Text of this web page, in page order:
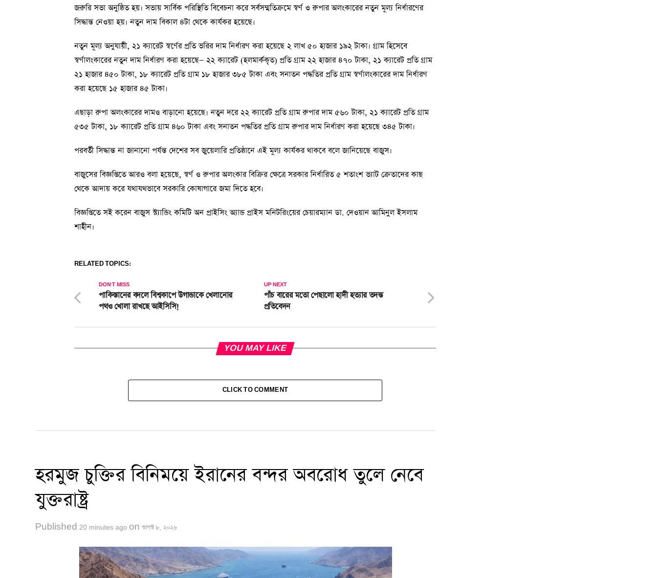
জরুরি সভা অনুষ্ঠিত হয়। সভায় সার্বিক পরিস্থিতি বিবেচনা করে সর্বসম্মতিক্রমে স্বর্ণ ও রুপার অলংকারের নতুন মূল্য নির্ধারণের
সিদ্ধান্ত নেওয়া হয়। নতুন দাম বিকাল ৪টা থেকে কার্যকর হয়েছে।
নতুন মূল্য অনুযায়ী, ২১ ক্যারেট স্বর্ণের প্রতি ভরির দাম নির্ধারণ করা হয়েছে ২ লাখ ৫০ হাজার ১৯২ টাকা। গ্রাম হিসেবে
স্বর্ণালংকারের নতুন দাম নির্ধারণ করা হয়েছে— ২২ ক্যারেট (হলমার্ককৃত) প্রতি গ্রাম ২২ হাজার ৪৭০ টাকা, ২১ ক্যারেট প্রতি গ্রাম
২১ হাজার ৪৫০ টাকা, ১৮ ক্যারেট প্রতি গ্রাম ১৮ হাজার ৩৮৫ টাকা এবং সনাতন পদ্ধতির প্রতি গ্রাম স্বর্ণালংকারের দাম নির্ধারণ
করা হয়েছে ১৫ হাজার ৪৫ টাকা।
এছাড়া রুপা অলংকারের দামও বাড়ানো হয়েছে। নতুন দরে ২২ ক্যারেট প্রতি গ্রাম রুপার দাম ৫৬০ টাকা, ২১ ক্যারেট প্রতি গ্রাম
৫৩৫ টাকা, ১৮ ক্যারেট প্রতি গ্রাম ৪৬০ টাকা এবং সনাতন পদ্ধতির প্রতি গ্রাম রুপার দাম নির্ধারণ করা হয়েছে ৩৪৫ টাকা।
পরবর্তী সিদ্ধান্ত না জানানো পর্যন্ত দেশের সব জুয়েলারি প্রতিষ্ঠানে এই মূল্য কার্যকর থাকবে বলে জানিয়েছে বাজুস।
বাজুসের বিজ্ঞপ্তিতে আরও বলা হয়েছে, স্বর্ণ ও রুপার অলংকার বিক্রির ক্ষেত্রে সরকার নির্ধারিত ৫ শতাংশ ভ্যাট ক্রেতাদের কাছ
থেকে আদায় করে যথাযথভাবে সরকারি কোষাগারে জমা দিতে হবে।
বিজ্ঞপ্তিতে সই করেন বাজুস স্ট্যান্ডিং কমিটি অন প্রাইসিং অ্যান্ড প্রাইস মনিটরিংয়ের চেয়ারম্যান ডা. দেওয়ান আমিনুল ইসলাম
শাহীন।
RELATED TOPICS:
UP NEXT
পাঁচ বারের মতো পেছালো হাদী হত্যার তদন্ত
প্রতিবেদন
DON'T MISS
পাকিস্তানের বদলে বিশ্বকাপে উগান্ডাকে খেলানোর
পথও খোলা রাখছে আইসিসি!
YOU MAY LIKE
CLICK TO COMMENT
হরমুজ চুক্তির বিনিময়ে ইরানের বন্দর অবরোধ তুলে নেবে
যুক্তরাষ্ট্র
Published 20 minutes ago on আগস্ট ৮, ২০২৬